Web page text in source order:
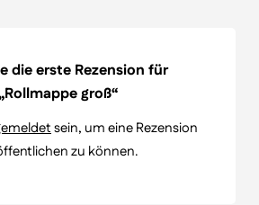
die erste Rezension für
groß“
sein, um eine Rezension
zu können.